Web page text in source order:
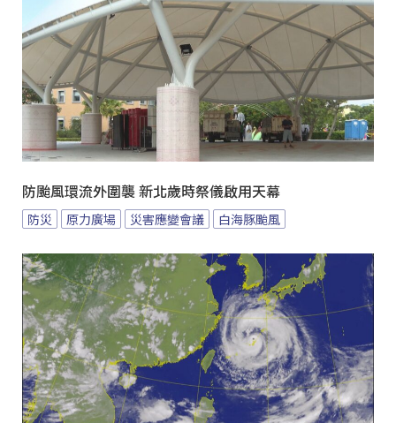
防颱風環流外圍襲 新北歲時祭儀啟用天幕
防災 原力廣場 災害應變會議 白海豚颱風